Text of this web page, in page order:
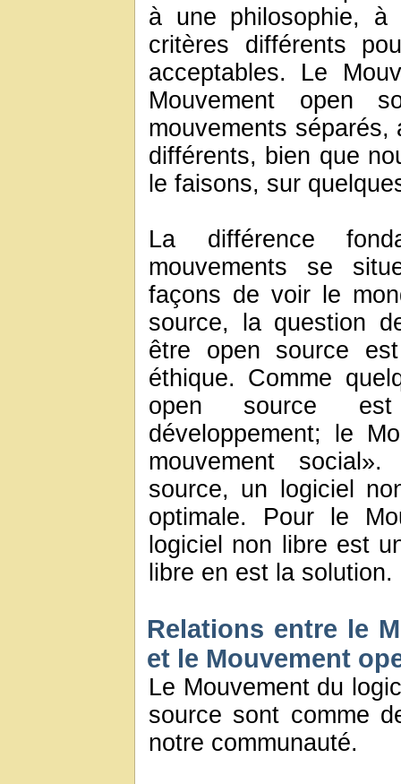
à une philosophie,
critères différents
acceptables. Le
Mouvement open
mouvements
différents, bien que
le faisons, sur
La différence
mouvements se
façons de voir le
source, la question
être open source
éthique. Comme
open source
développement; le
mouvement
source, un logiciel
optimale. Pour le
logiciel non libre est
libre en est la solution.
Relations entre le
et le Mouvement
Le Mouvement du
source sont comme
notre communauté.